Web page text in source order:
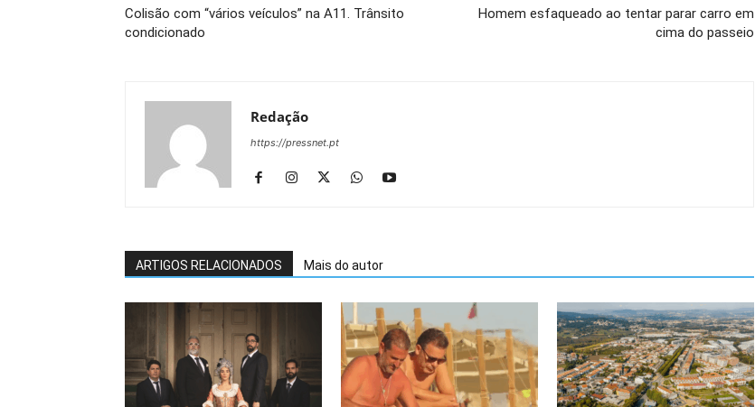
Colisão com “vários veículos” na A11. Trânsito
condicionado
Homem esfaqueado ao tentar parar carro em
cima do passeio
Redação
https://pressnet.pt
ARTIGOS RELACIONADOS Mais do autor